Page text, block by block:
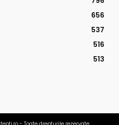
656
537
516
513
- Toate drepturile rezervate